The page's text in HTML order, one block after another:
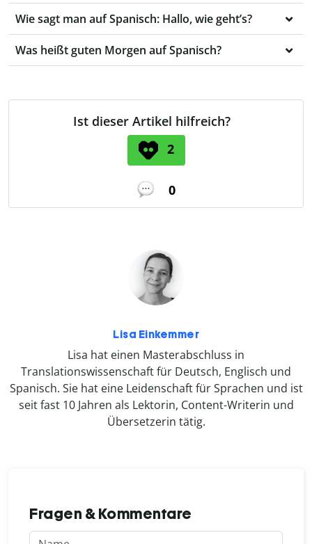
Wie sagt man auf Spanisch: Hallo, wie geht’s?
Was heißt guten Morgen auf Spanisch?
Ist dieser Artikel hilfreich?
2
0
Lisa Einkemmer
Lisa hat einen Masterabschluss in
Translationswissenschaft für Deutsch, Englisch und
Spanisch. Sie hat eine Leidenschaft für Sprachen und ist
seit fast 10 Jahren als Lektorin, Content-Writerin und
Übersetzerin tätig.
Fragen & Kommentare